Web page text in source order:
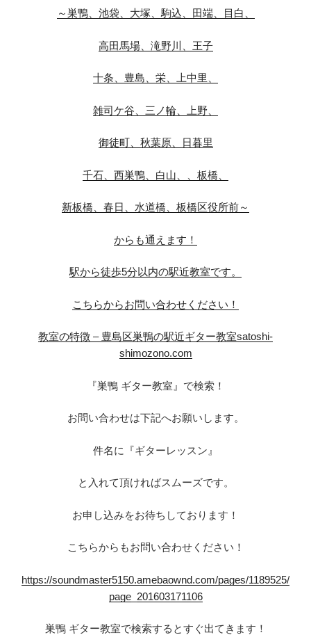
～巣鴨、池袋、大塚、駒込、田端、目白、
高田馬場、滝野川、王子
十条、豊島、栄、上中里、
雑司ケ谷、三ノ輪、上野、
御徒町、秋葉原、日暮里
千石、西巣鴨、白山、、板橋、
新板橋、春日、水道橋、板橋区役所前～
からも通えます！
駅から徒歩5分以内の駅近教室です。
こちらからお問い合わせください！
教室の特徴 – 豊島区巣鴨の駅近ギター教室satoshi-
shimozono.com
『巣鴨 ギター教室』で検索！
お問い合わせは下記へお願いします。
件名に『ギターレッスン』
と入れて頂ければスムーズです。
お申し込みをお待ちしております！
こちらからもお問い合わせください！
https://soundmaster5150.amebaownd.com/pages/1189525/
page_201603171106
巣鴨 ギター教室で検索するとすぐ出てきます！